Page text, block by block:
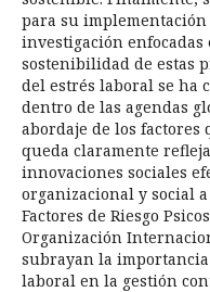
para su
investigación
sostenibilidad de estas
del estrés laboral se ha
dentro de las agendas
abordaje de los factores
queda claramente
innovaciones sociales
organizacional y social
Factores de Riesgo
Organización
subrayan la
laboral en la gestión